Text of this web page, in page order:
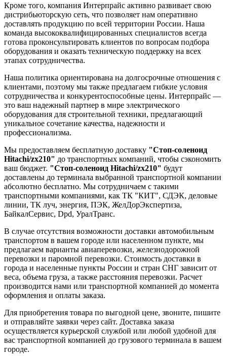
Кроме того, компания Интерпрайс активно развивает свою
дистрибьюторскую сеть, что позволяет нам оперативно
доставлять продукцию по всей территории России. Наша
команда высококвалифицированных специалистов всегда
готова проконсультировать клиентов по вопросам подбора
оборудования и оказать техническую поддержку на всех
этапах сотрудничества.
Наша политика ориентирована на долгосрочные отношения с
клиентами, поэтому мы также предлагаем гибкие условия
сотрудничества и конкурентоспособные цены. Интерпрайс —
это ваш надежный партнер в мире электрического
оборудования для строительной техники, предлагающий
уникальное сочетание качества, надежности и
профессионализма.
Мы предоставляем бесплатную доставку "Стоп-соленоид
Hitachi/zx210" до транспортных компаний, чтобы сэкономить
ваш бюджет. "Стоп-соленоид Hitachi/zx210" будут
доставлены до терминала выбранной транспортной компании
абсолютно бесплатно. Мы сотрудничаем с такими
транспортными компаниями, как ТК "КИТ", СДЭК, деловые
линии, ТК луч, энергия, ПЭК, ЖелДорЭкспертиза,
БайкалСервис, Dpd, УралТранс.
В случае отсутствия возможности доставки автомобильным
транспортом в вашем городе или населенном пункте, мы
предлагаем варианты авиаперевозки, железнодорожной
перевозки и паромной перевозки. Стоимость доставки в
города и населенные пункты России и стран СНГ зависит от
веса, объема груза, а также расстояния перевозки. Расчет
производится нами или транспортной компанией до момента
оформления и оплаты заказа.
Для приобретения товара по выгодной цене, звоните, пишите
и отправляйте заявки через сайт. Доставка заказа
осуществляется курьерской службой или любой удобной для
вас транспортной компанией до грузового терминала в вашем
городе.